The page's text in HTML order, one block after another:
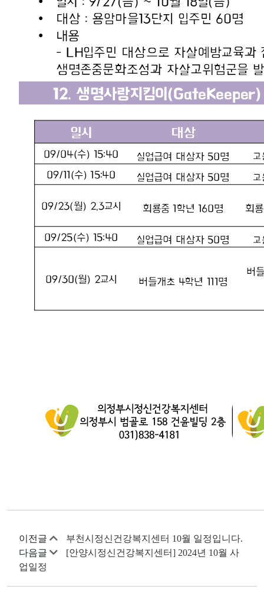
이전글
부천시정신건강복지센터 10월 일정입니다.
다음글
[안양시정신건강복지센터] 2024년 10월 사
업일정